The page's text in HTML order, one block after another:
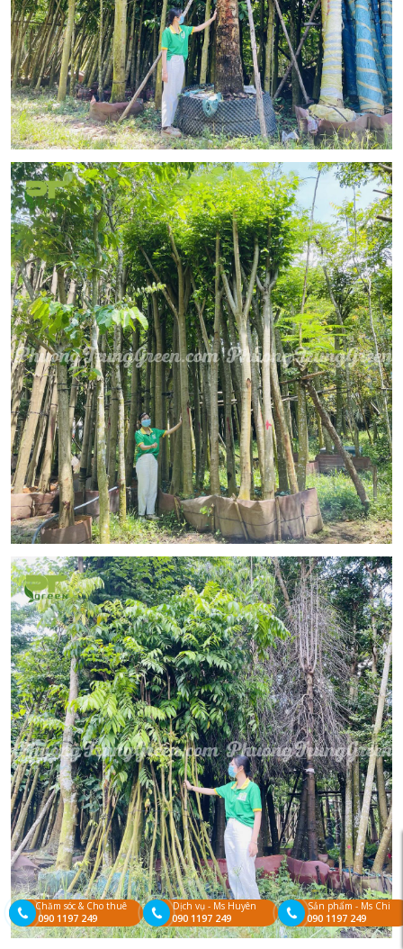
Chăm sóc & Cho thuê
090 1197 249
Dịch vụ - Ms Huyên
090 1197 249
Sản phẩm - Ms Chi
090 1197 249